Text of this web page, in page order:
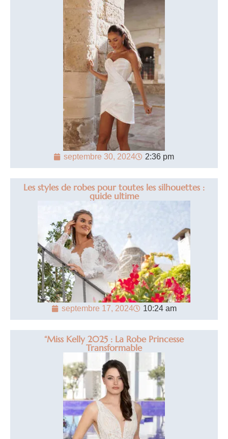
septembre 30, 2024 2:36 pm
Les styles de robes pour toutes les silhouettes :
guide ultime
septembre 17, 2024 10:24 am
“Miss Kelly 2025 : La Robe Princesse
Transformable